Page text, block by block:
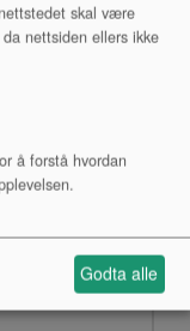
skal være
nettsiden ellers ikke
å forstå hvordan
Godta alle